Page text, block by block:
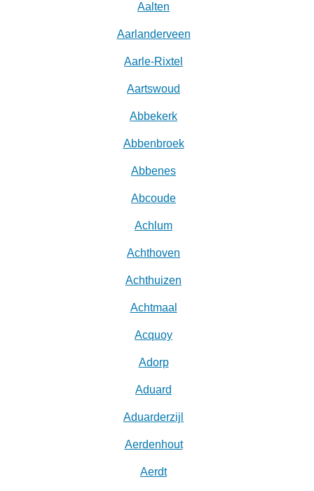
Aalten
Aarlanderveen
Aarle-Rixtel
Aartswoud
Abbekerk
Abbenbroek
Abbenes
Abcoude
Achlum
Achthoven
Achthuizen
Achtmaal
Acquoy
Adorp
Aduard
Aduarderzijl
Aerdenhout
Aerdt